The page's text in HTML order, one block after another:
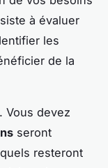
à évaluer
les
de la
Vous devez
seront
resteront